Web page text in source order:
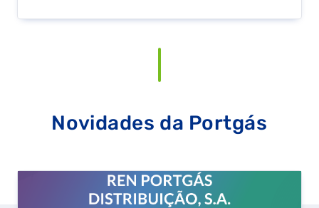
Novidades da Portgás